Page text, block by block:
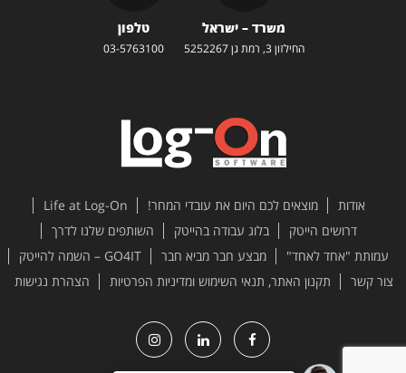
משרד – ישראל
החילזון 3, רמת גן 5252267
טלפון
03-5763100
אודות מוצאים לכם היום את עובדי המחר!
Life at Log-On
דרושים הייטק
בלוג עבודה בהייטק
השותפים שלנו לדרך
עמותת "אחד לאחד"
מבצע חבר מביא חבר
GO4IT – השמה להייטק
צור קשר
תקנון האתר, תנאי השימוש ומדיניות הפרטיות הצהרת נגישות